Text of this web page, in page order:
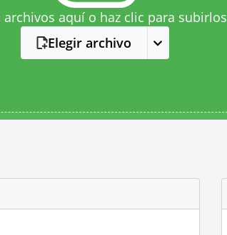
archivos aquí o haz clic para subirlos
Elegir archivo